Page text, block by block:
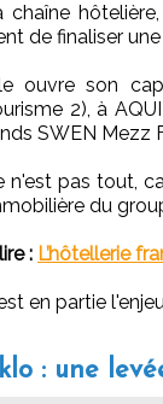
chaîne
de finaliser
ouvre son
2), à
SWEN Mezz
n'est pas tout,
du
: L’hôtellerie
en partie
: une